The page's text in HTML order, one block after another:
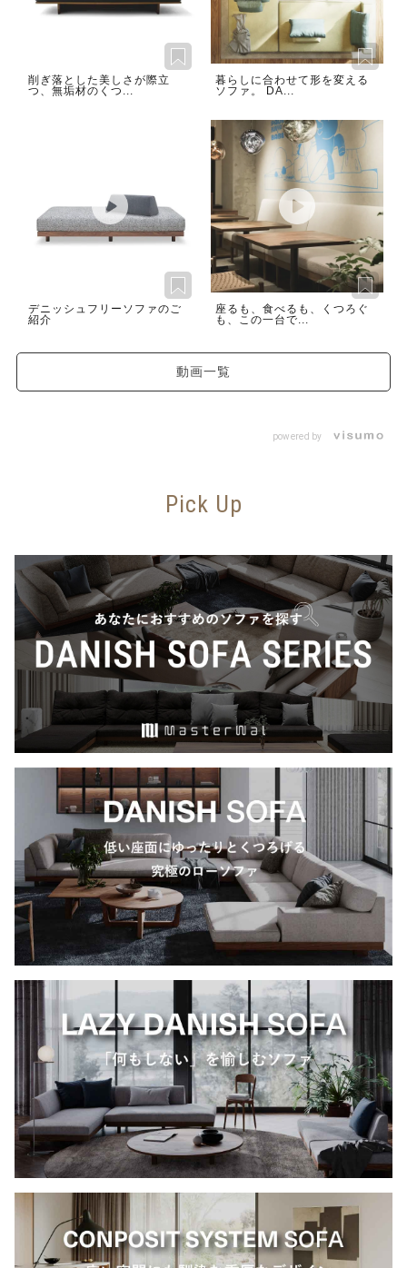
削ぎ落とした美しさが際立
つ、無垢材のくつ...
暮らしに合わせて形を変える
ソファ。 DA...
デニッシュフリーソファのご
紹介
座るも、食べるも、くつろぐ
も、この一台で...
動画一覧
powered by
Pick Up